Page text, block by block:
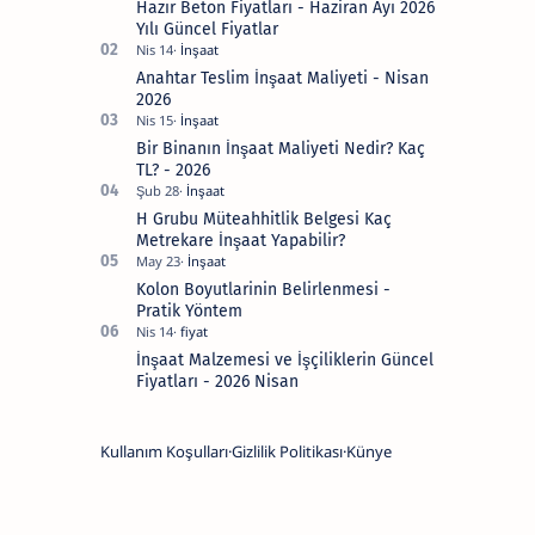
işlerinde
bir
profesyonele
en
takılanları
Bana
sosyal
veya
buradan
Hazır Beton Fiyatları - Haziran Ayı 2026
Yılı Güncel Fiyatlar
Anahtar Teslim İnşaat Maliyeti - Nisan
2026
Bir Binanın İnşaat Maliyeti Nedir? Kaç
TL? - 2026
H Grubu Müteahhitlik Belgesi Kaç
Metrekare İnşaat Yapabilir?
Kolon Boyutlarinin Belirlenmesi -
Pratik Yöntem
İnşaat Malzemesi ve İşçiliklerin Güncel
Fiyatları - 2026 Nisan
Kullanım KoşullarıGizlilik Politikası Künye